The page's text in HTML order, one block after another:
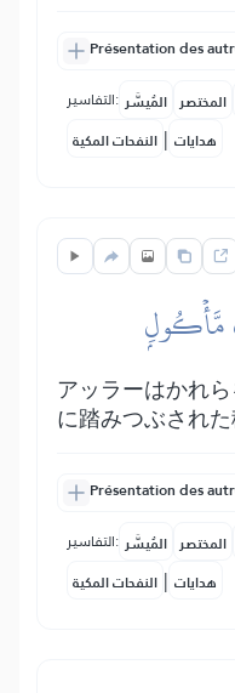
Présentation des
التفاسير: المُيسَّر المختصر
النفحات المكية | هدايات
アッラーはかれ
に踏みつぶされた
Présentation des
التفاسير: المُيسَّر المختصر
النفحات المكية | هدايات